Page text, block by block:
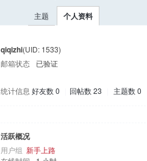
主题 个人资料
qiqizhi(UID: 1533)
邮箱状态
已验证
统计信息 好友数 0 回帖数 23 主题数 0
活跃概况
用户组 新手上路